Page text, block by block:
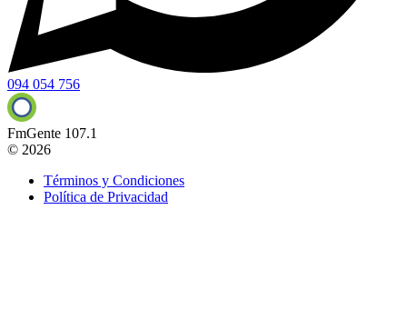
094 054 756
FmGente 107.1
© 2026
Términos y Condiciones
Política de Privacidad